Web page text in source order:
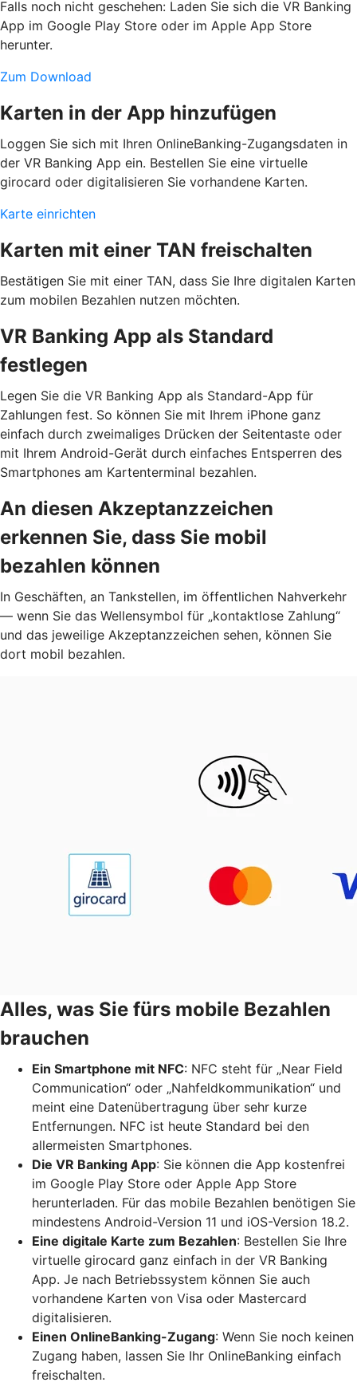
Falls noch nicht geschehen: Laden Sie sich die VR Banking
App im Google Play Store oder im Apple App Store
herunter.
Zum Download
Karten in der App hinzufügen
Loggen Sie sich mit Ihren OnlineBanking-Zugangsdaten in
der VR Banking App ein. Bestellen Sie eine virtuelle
girocard oder digitalisieren Sie vorhandene Karten.
Karte einrichten
Karten mit einer TAN freischalten
Bestätigen Sie mit einer TAN, dass Sie Ihre digitalen Karten
zum mobilen Bezahlen nutzen möchten.
VR Banking App als Standard
festlegen
Legen Sie die VR Banking App als Standard-App für
Zahlungen fest. So können Sie mit Ihrem iPhone ganz
einfach durch zweimaliges Drücken der Seitentaste oder
mit Ihrem Android-Gerät durch einfaches Entsperren des
Smartphones am Kartenterminal bezahlen.
An diesen Akzeptanzzeichen
erkennen Sie, dass Sie mobil
bezahlen können
In Geschäften, an Tankstellen, im öffentlichen Nahverkehr
— wenn Sie das Wellensymbol für „kontaktlose Zahlung“
und das jeweilige Akzeptanzzeichen sehen, können Sie
dort mobil bezahlen.
Alles, was Sie fürs mobile Bezahlen
brauchen
Ein Smartphone mit NFC: NFC steht für „Near Field
Communication“ oder „Nahfeldkommunikation“ und
meint eine Datenübertragung über sehr kurze
Entfernungen. NFC ist heute Standard bei den
allermeisten Smartphones.
Die VR Banking App: Sie können die App kostenfrei
im Google Play Store oder Apple App Store
herunterladen. Für das mobile Bezahlen benötigen Sie
mindestens Android-Version 11 und iOS-Version 18.2.
Eine digitale Karte zum Bezahlen: Bestellen Sie Ihre
virtuelle girocard ganz einfach in der VR Banking
App. Je nach Betriebssystem können Sie auch
vorhandene Karten von Visa oder Mastercard
digitalisieren.
Einen OnlineBanking-Zugang: Wenn Sie noch keinen
Zugang haben, lassen Sie Ihr OnlineBanking einfach
freischalten.